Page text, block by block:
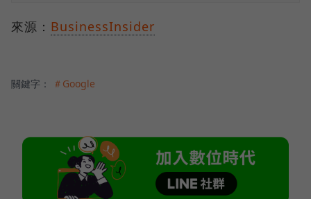
來源： BusinessInsider
關鍵字： ＃Google